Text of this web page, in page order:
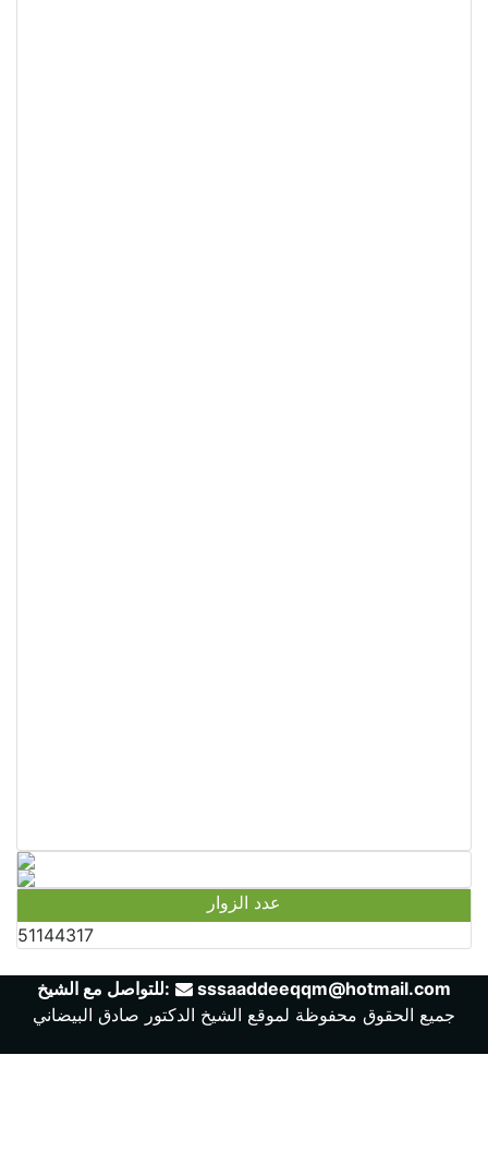
عدد الزوار
51144317
للتواصل مع الشيخ:‬
sssaaddeeqqm@hotmail.com
جميع الحقوق محفوظة لموقع الشيخ الدكتور صادق البيضاني